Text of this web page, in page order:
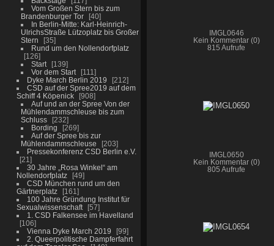
Vom Großen Stern bis zum
Brandenburger Tor
40
In Berlin-Mitte: Karl-Heinrich-
UlrichsStraße Lützoplatz bis Großer
Stern
35
Rund um den Nollendorfplatz
126
Start
139
Vor dem Start
111
Dyke March Berlin 2019
212
CSD auf der Spree2019 auf dem
Schiff 4 Köpenick
908
Auf und an der Spree Von der
Mühlendammschleuse bis zum
Schluss
232
Bording
269
Auf der Spree bis zur
Mühlendammschleuse
203
Pressekonferenz CSD Berlin e.V.
21
30 Jahre „Rosa Winkel“ am
Nollendorfplatz
49
CSD München rund um den
Gärtnerplatz
161
100 Jahre Gründung Institut für
Sexualwissenschaft
57
1. CSD Falkensee im Havelland
106
Vienna Dyke March 2019
99
2. Queerpolitische Dampferfahrt
IMGL0646
Kein Kommentar (0)
815 Aufrufe
IMGL0650
Kein Kommentar (0)
805 Aufrufe